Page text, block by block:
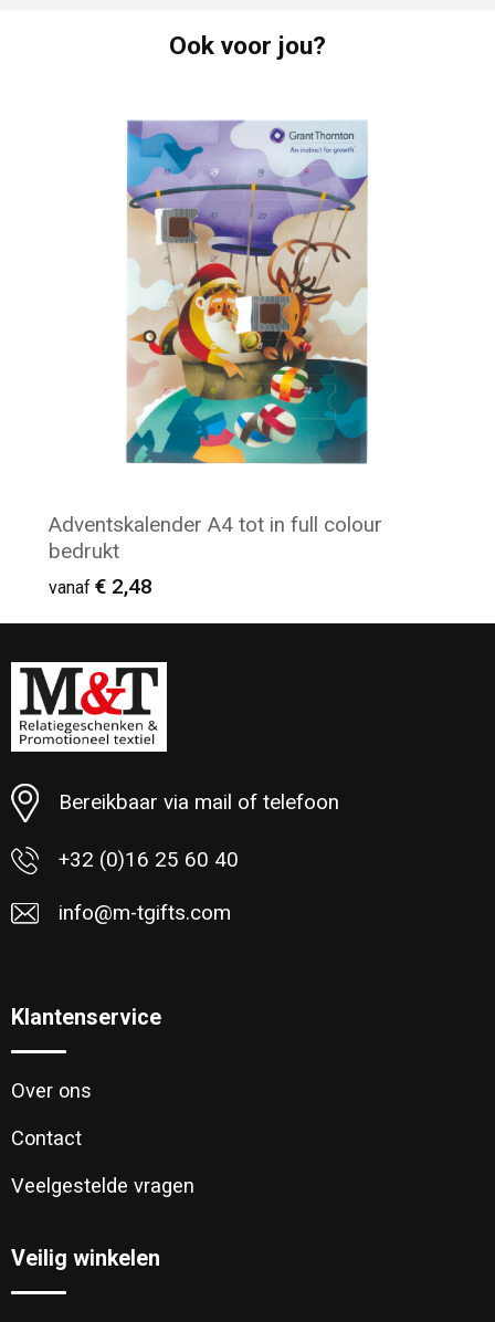
Ook voor jou?
Adventskalender A4 tot in full colour
bedrukt
vanaf € 2,48
Minimale afname: 100
Bereikbaar via mail of telefoon
+32 (0)16 25 60 40
info@m-tgifts.com
Klantenservice
Over ons
Contact
Veelgestelde vragen
Veilig winkelen